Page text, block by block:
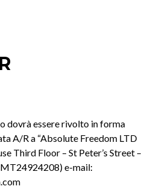
dovrà essere rivolto in forma
A/R a “Absolute Freedom LTD
Third Floor – St Peter’s Street –
MT24924208) e-mail: